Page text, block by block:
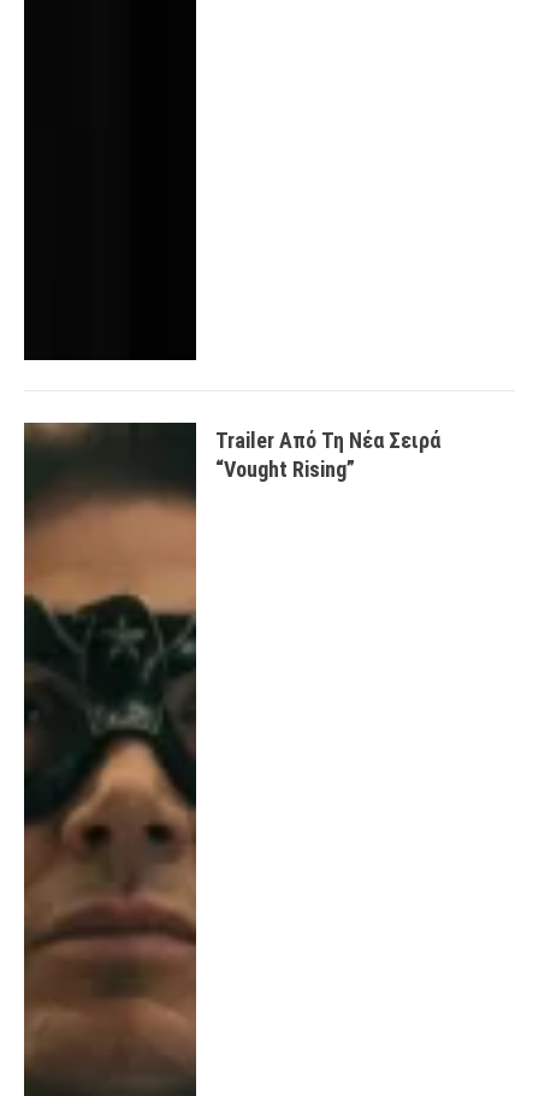
Trailer Από Τη Νέα Σειρά
“Vought Rising”